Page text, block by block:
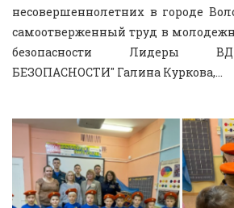
несовершеннолетних в городе
самоотверженный труд в
безопасности Лидеры
БЕЗОПАСНОСТИ" Галина Куркова,...